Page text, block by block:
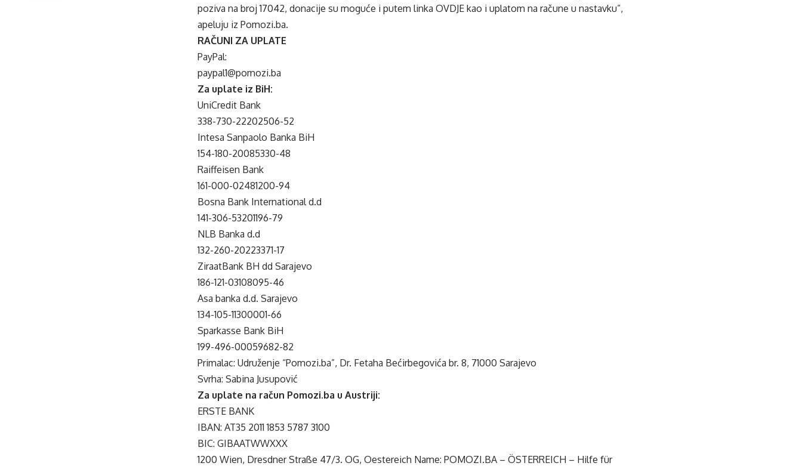
poziva na broj 17042, donacije su moguće i putem linka OVDJE kao i uplatom na račune u nastavku”,
apeluju iz Pomozi.ba.
RAČUNI ZA UPLATE
PayPal:
paypal1@pomozi.ba
Za uplate iz BiH:
UniCredit Bank
338-730-22202506-52
Intesa Sanpaolo Banka BiH
154-180-20085330-48
Raiffeisen Bank
161-000-02481200-94
Bosna Bank International d.d
141-306-53201196-79
NLB Banka d.d
132-260-20223371-17
ZiraatBank BH dd Sarajevo
186-121-03108095-46
Asa banka d.d. Sarajevo
134-105-11300001-66
Sparkasse Bank BiH
199-496-00059682-82
Primalac: Udruženje “Pomozi.ba”, Dr. Fetaha Bećirbegovića br. 8, 71000 Sarajevo
Svrha: Sabina Jusupović
Za uplate na račun Pomozi.ba u Austriji:
ERSTE BANK
IBAN: AT35 2011 1853 5787 3100
BIC: GIBAATWWXXX
1200 Wien, Dresdner Straße 47/3. OG, Oestereich Name: POMOZI.BA – ÖSTERREICH – Hilfe für